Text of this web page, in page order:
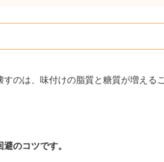
のは、味付けの脂質と糖質が増えるこ
のコツです。